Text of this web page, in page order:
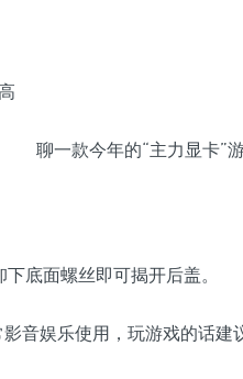
底面螺丝即可揭开后盖。
音娱乐使用，玩游戏的话建